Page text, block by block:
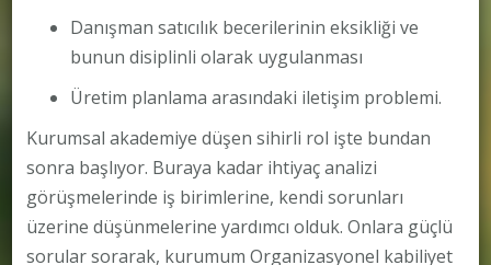
Danışman satıcılık becerilerinin eksikliği ve
bunun disiplinli olarak uygulanması
Üretim planlama arasındaki iletişim problemi.
Kurumsal akademiye düşen sihirli rol işte bundan
sonra başlıyor. Buraya kadar ihtiyaç analizi
görüşmelerinde iş birimlerine, kendi sorunları
üzerine düşünmelerine yardımcı olduk. Onlara güçlü
sorular sorarak, kurumum Organizasyonel kabiliyet